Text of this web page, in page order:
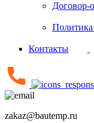
Договор-
Политика
Контакты
zakaz@bautemp.ru